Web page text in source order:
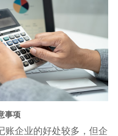
事项
账企业的好处较多，但企